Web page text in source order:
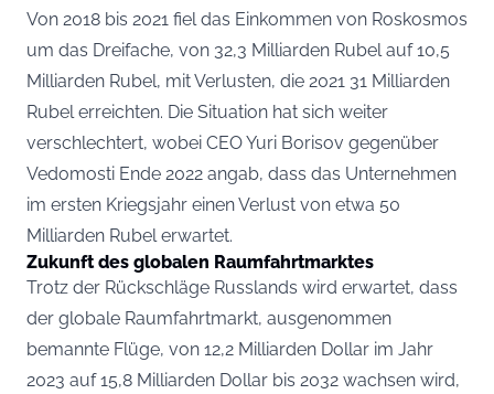
Von 2018 bis 2021 fiel das Einkommen von Roskosmos
um das Dreifache, von 32,3 Milliarden Rubel auf 10,5
Milliarden Rubel, mit Verlusten, die 2021 31 Milliarden
Rubel erreichten. Die Situation hat sich weiter
verschlechtert, wobei CEO Yuri Borisov gegenüber
Vedomosti Ende 2022 angab, dass das Unternehmen
im ersten Kriegsjahr einen Verlust von etwa 50
Milliarden Rubel erwartet.
Zukunft des globalen Raumfahrtmarktes
Trotz der Rückschläge Russlands wird erwartet, dass
der globale Raumfahrtmarkt, ausgenommen
bemannte Flüge, von 12,2 Milliarden Dollar im Jahr
2023 auf 15,8 Milliarden Dollar bis 2032 wachsen wird,